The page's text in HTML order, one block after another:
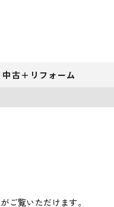
中古＋リフォーム
ご覧いただけます。